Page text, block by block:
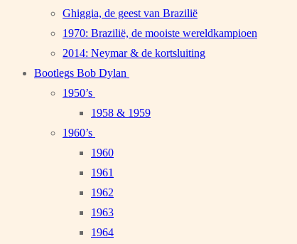
Ghiggia, de geest van Brazilië
1970: Brazilië, de mooiste wereldkampioen
2014: Neymar & de kortsluiting
Bootlegs Bob Dylan
1950’s
1958 & 1959
1960’s
1960
1961
1962
1963
1964